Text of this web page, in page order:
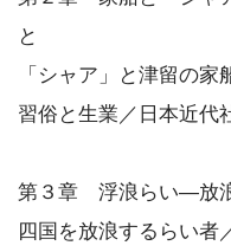
と
「シャア」と津留の
習俗と生業／日本近代
第３章 浮浪らい―放
四国を放浪するらい者